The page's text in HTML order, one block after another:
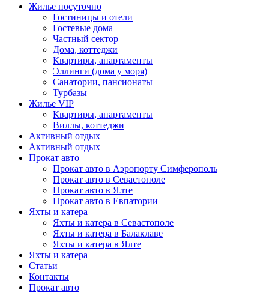
Жилье посуточно
Гостиницы и отели
Гостевые дома
Частный сектор
Дома, коттеджи
Квартиры, апартаменты
Эллинги (дома у моря)
Санатории, пансионаты
Турбазы
Жилье VIP
Квартиры, апартаменты
Виллы, коттеджи
Активный отдых
Активный отдых
Прокат авто
Прокат авто в Аэропорту Симферополь
Прокат авто в Севастополе
Прокат авто в Ялте
Прокат авто в Евпатории
Яхты и катера
Яхты и катера в Севастополе
Яхты и катера в Балаклаве
Яхты и катера в Ялте
Яхты и катера
Статьи
Контакты
Прокат авто